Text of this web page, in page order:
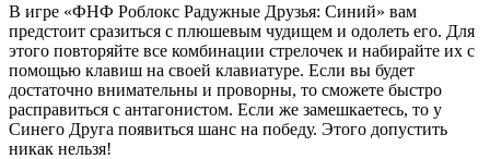
В игре «ФНФ Роблокс Радужные Друзья: Синий» вам
предстоит сразиться с плюшевым чудищем и одолеть его. Для
этого повторяйте все комбинации стрелочек и набирайте их с
помощью клавиш на своей клавиатуре. Если вы будет
достаточно внимательны и проворны, то сможете быстро
расправиться с антагонистом. Если же замешкаетесь, то у
Синего Друга появиться шанс на победу. Этого допустить
никак нельзя!